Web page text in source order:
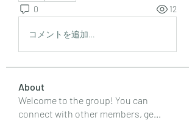
0 12
コメントを追加…
About
Welcome to the group! You can
connect with other members, ge